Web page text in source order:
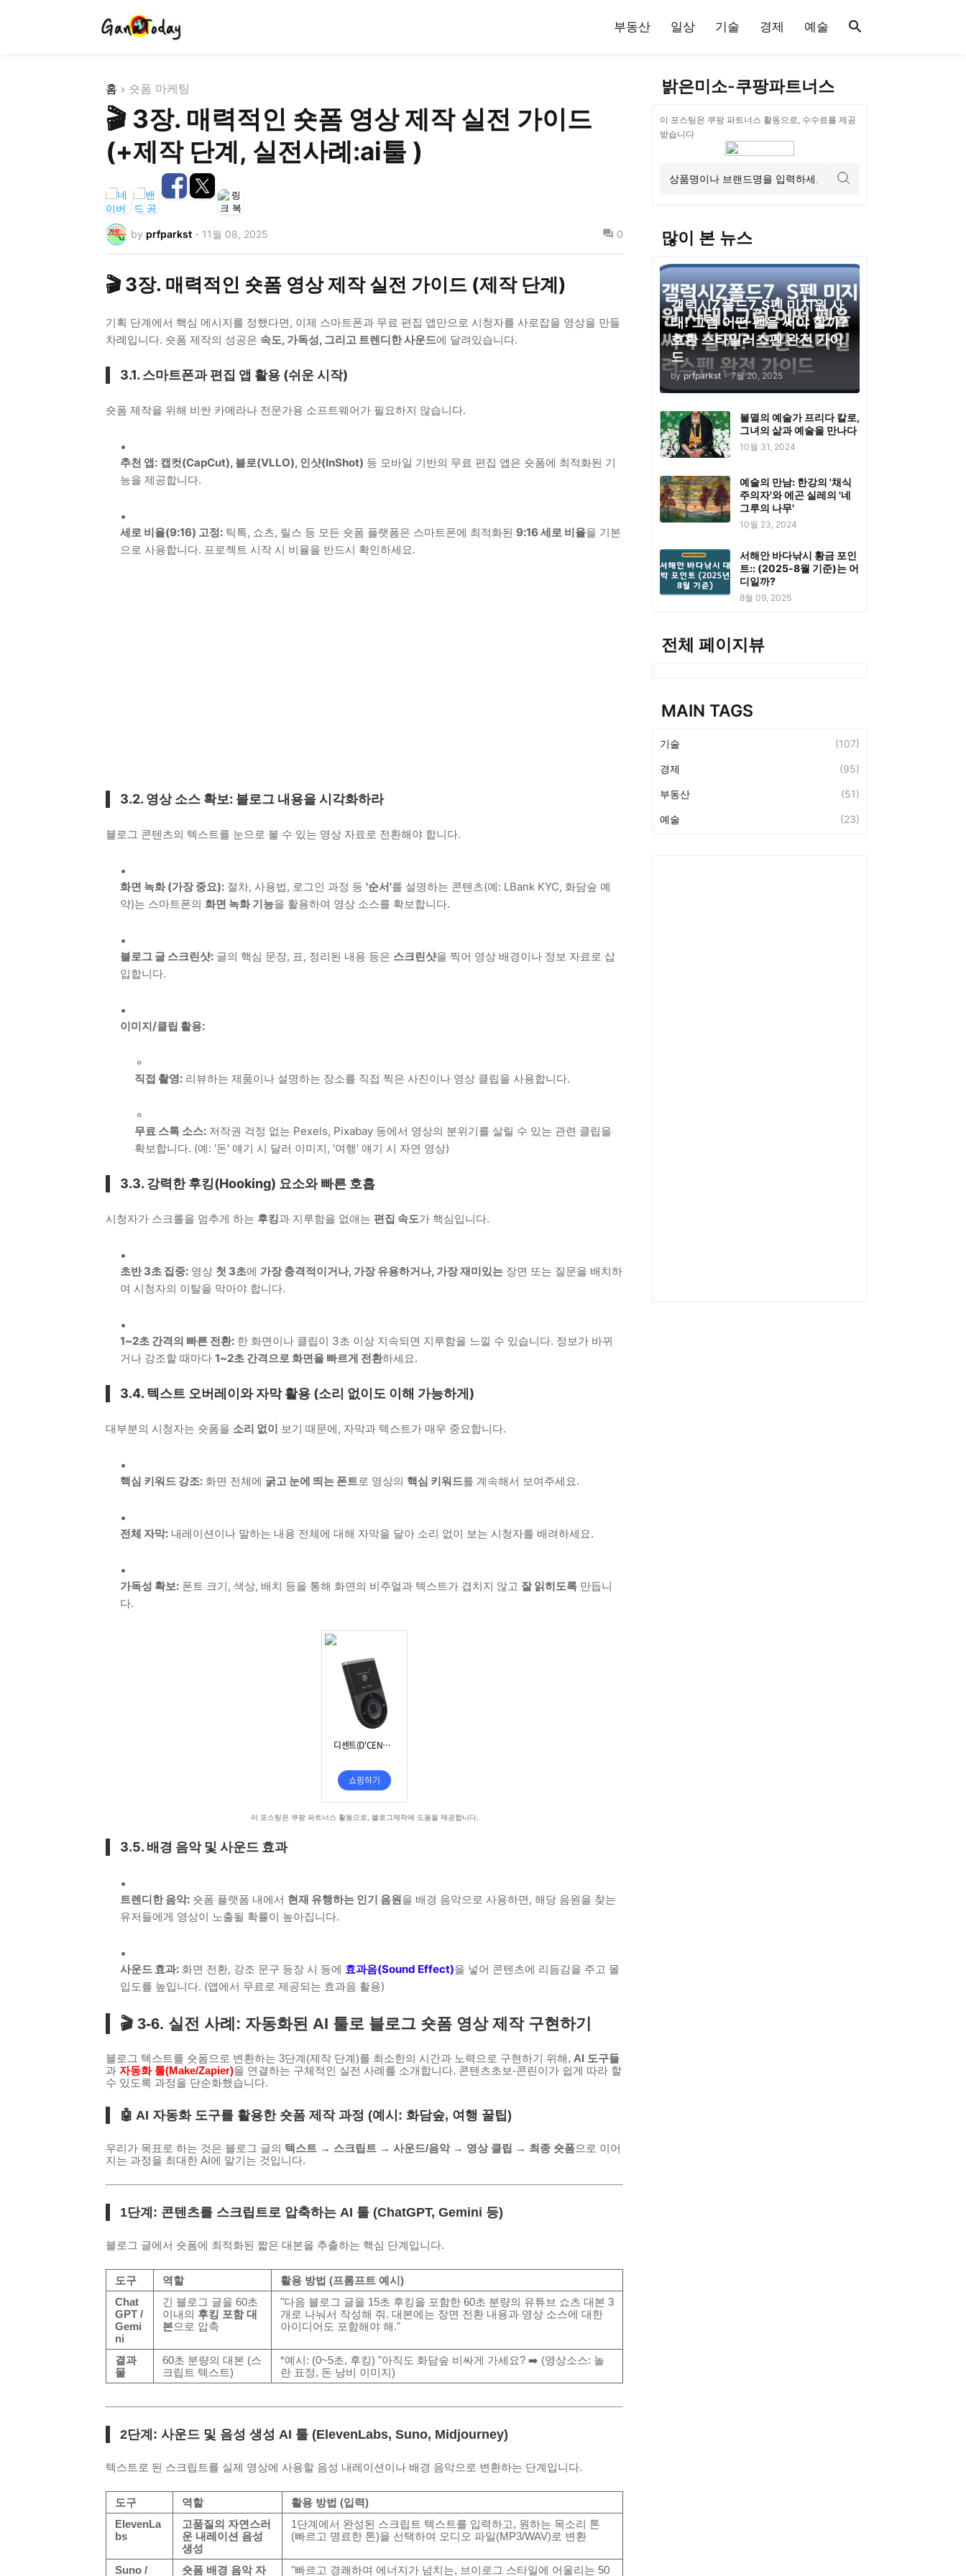
부동산 일상 기술 경제 예술
홈 숏폼 마케팅
🎬 3장. 매력적인 숏폼 영상 제작 실전 가이드
(+제작 단계, 실전사례:ai툴 )
by prfparkst - 11월 08, 2025 0
🎬 3장. 매력적인 숏폼 영상 제작 실전 가이드 (제작 단계)
기획 단계에서 핵심 메시지를 정했다면, 이제 스마트폰과 무료 편집 앱만으로 시청자를 사로잡을 영상을 만들
차례입니다. 숏폼 제작의 성공은 속도, 가독성, 그리고 트렌디한 사운드에 달려있습니다.
3.1. 스마트폰과 편집 앱 활용 (쉬운 시작)
숏폼 제작을 위해 비싼 카메라나 전문가용 소프트웨어가 필요하지 않습니다.
추천 앱: 캡컷(CapCut), 블로(VLLO), 인샷(InShot) 등 모바일 기반의 무료 편집 앱은 숏폼에 최적화된 기
능을 제공합니다.
세로 비율(9:16) 고정: 틱톡, 쇼츠, 릴스 등 모든 숏폼 플랫폼은 스마트폰에 최적화된 9:16 세로 비율을 기본
으로 사용합니다. 프로젝트 시작 시 비율을 반드시 확인하세요.
3.2. 영상 소스 확보: 블로그 내용을 시각화하라
블로그 콘텐츠의 텍스트를 눈으로 볼 수 있는 영상 자료로 전환해야 합니다.
화면 녹화 (가장 중요): 절차, 사용법, 로그인 과정 등 '순서'를 설명하는 콘텐츠(예: LBank KYC, 화담숲 예
약)는 스마트폰의 화면 녹화 기능을 활용하여 영상 소스를 확보합니다.
블로그 글 스크린샷: 글의 핵심 문장, 표, 정리된 내용 등은 스크린샷을 찍어 영상 배경이나 정보 자료로 삽
입합니다.
이미지/클립 활용:
직접 촬영: 리뷰하는 제품이나 설명하는 장소를 직접 찍은 사진이나 영상 클립을 사용합니다.
무료 스톡 소스: 저작권 걱정 없는 Pexels, Pixabay 등에서 영상의 분위기를 살릴 수 있는 관련 클립을
확보합니다. (예: '돈' 얘기 시 달러 이미지, '여행' 얘기 시 자연 영상)
3.3. 강력한 후킹(Hooking) 요소와 빠른 호흡
시청자가 스크롤을 멈추게 하는 후킹과 지루함을 없애는 편집 속도가 핵심입니다.
초반 3초 집중: 영상 첫 3초에 가장 충격적이거나, 가장 유용하거나, 가장 재미있는 장면 또는 질문을 배치하
여 시청자의 이탈을 막아야 합니다.
1~2초 간격의 빠른 전환: 한 화면이나 클립이 3초 이상 지속되면 지루함을 느낄 수 있습니다. 정보가 바뀌
거나 강조할 때마다 1~2초 간격으로 화면을 빠르게 전환하세요.
3.4. 텍스트 오버레이와 자막 활용 (소리 없이도 이해 가능하게)
대부분의 시청자는 숏폼을 소리 없이 보기 때문에, 자막과 텍스트가 매우 중요합니다.
핵심 키워드 강조: 화면 전체에 굵고 눈에 띄는 폰트로 영상의 핵심 키워드를 계속해서 보여주세요.
전체 자막: 내레이션이나 말하는 내용 전체에 대해 자막을 달아 소리 없이 보는 시청자를 배려하세요.
가독성 확보: 폰트 크기, 색상, 배치 등을 통해 화면의 비주얼과 텍스트가 겹치지 않고 잘 읽히도록 만듭니
다.
이 포스팅은 쿠팡 파트너스 활동으로, 블로그제작에 도움을 제공합니다.
3.5. 배경 음악 및 사운드 효과
트렌디한 음악: 숏폼 플랫폼 내에서 현재 유행하는 인기 음원을 배경 음악으로 사용하면, 해당 음원을 찾는
유저들에게 영상이 노출될 확률이 높아집니다.
사운드 효과: 화면 전환, 강조 문구 등장 시 등에 효과음(Sound Effect)을 넣어 콘텐츠에 리듬감을 주고 몰
입도를 높입니다. (앱에서 무료로 제공되는 효과음 활용)
🎬 3-6. 실전 사례: 자동화된 AI 툴로 블로그 숏폼 영상 제작 구현하기
블로그 텍스트를 숏폼으로 변환하는 3단계(제작 단계)를 최소한의 시간과 노력으로 구현하기 위해, AI 도구들
과 자동화 툴(Make/Zapier)을 연결하는 구체적인 실전 사례를 소개합니다. 콘텐츠초보-콘린이가 쉽게 따라 할
수 있도록 과정을 단순화했습니다.
🤖 AI 자동화 도구를 활용한 숏폼 제작 과정 (예시: 화담숲, 여행 꿀팁)
우리가 목표로 하는 것은 블로그 글의 텍스트 → 스크립트 → 사운드/음악 → 영상 클립 → 최종 숏폼으로 이어
지는 과정을 최대한 AI에 맡기는 것입니다.
1단계: 콘텐츠를 스크립트로 압축하는 AI 툴 (ChatGPT, Gemini 등)
블로그 글에서 숏폼에 최적화된 짧은 대본을 추출하는 핵심 단계입니다.
도구 역할
활용 방법 (프롬프트 예시)
Chat
GPT /
Gemi
ni
긴 블로그 글을 60초
이내의 후킹 포함 대
본으로 압축
"다음 블로그 글을 15초 후킹을 포함한 60초 분량의 유튜브 쇼츠 대본 3
개로 나눠서 작성해 줘. 대본에는 장면 전환 내용과 영상 소스에 대한
아이디어도 포함해야 해."
결과
물
60초 분량의 대본 (스
크립트 텍스트)
*예시: (0~5초, 후킹) "아직도 화담숲 비싸게 가세요? ➡️ (영상소스: 놀
란 표정, 돈 낭비 이미지)
2단계: 사운드 및 음성 생성 AI 툴 (ElevenLabs, Suno, Midjourney)
텍스트로 된 스크립트를 실제 영상에 사용할 음성 내레이션이나 배경 음악으로 변환하는 단계입니다.
도구 역할
활용 방법 (입력)
ElevenLa
bs
고품질의 자연스러
운 내레이션 음성
생성
1단계에서 완성된 스크립트 텍스트를 입력하고, 원하는 목소리 톤
(빠르고 명료한 톤)을 선택하여 오디오 파일(MP3/WAV)로 변환
Suno /
숏폼 배경 음악 자
"빠르고 경쾌하며 에너지가 넘치는, 브이로그 스타일에 어울리는 50
밝은미소-쿠팡파트너스
이 포스팅은 쿠팡 파트너스 활동으로, 수수료를 제공
받습니다
많이 본 뉴스
갤럭시Z폴드7, S펜 미지원 사
태! 그럼 어떤 펜을 써야 할까?
호환 스타일러스펜 완전 가이
드
by prfparkst - 7월 20, 2025
불멸의 예술가 프리다 칼로,
그녀의 삶과 예술을 만나다
10월 31, 2024
예술의 만남: 한강의 '채식
주의자'와 에곤 실레의 '네
그루의 나무'
10월 23, 2024
서해안 바다낚시 황금 포인
트:: (2025-8월 기준)는 어
디일까?
8월 09, 2025
전체 페이지뷰
MAIN TAGS
기술 (107)
경제 (95)
부동산 (51)
예술 (23)